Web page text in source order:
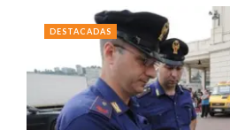
DESTACADAS